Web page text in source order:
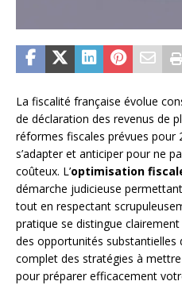
La fiscalité française évolue
de déclaration des revenus de
réformes fiscales prévues pour
s’adapter et anticiper pour ne
coûteux. L’optimisation
démarche judicieuse
tout en respectant
pratique se distingue
des opportunités substantielles
complet des stratégies à
pour préparer efficacement